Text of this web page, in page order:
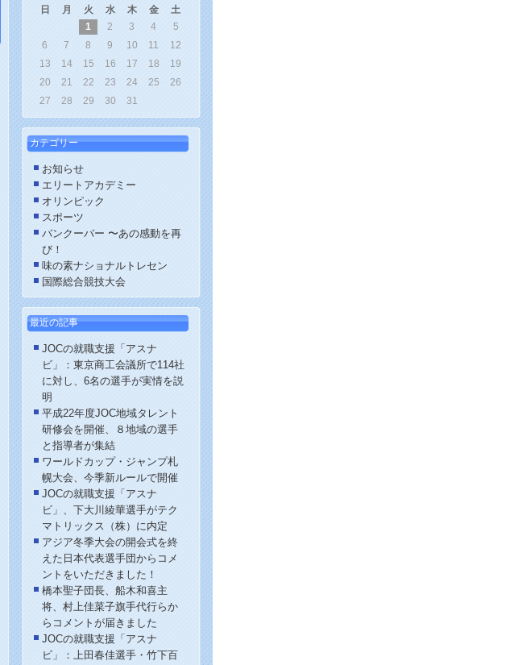
日 月 火 水 木 金
土
1
2 3 4
5
6
7 8 9 10 11
12
13
14 15 16 17 18
19
20
21 22 23 24 25
26
27
28 29 30 31
カテゴリー
お知らせ
エリートアカデミー
オリンピック
スポーツ
バンクーバー 〜あの感動を再
び！
味の素ナショナルトレセン
国際総合競技大会
最近の記事
JOCの就職支援「アスナ
ビ」：東京商工会議所で114社
に対し、6名の選手が実情を説
明
平成22年度JOC地域タレント
研修会を開催、８地域の選手
と指導者が集結
ワールドカップ・ジャンプ札
幌大会、今季新ルールで開催
JOCの就職支援「アスナ
ビ」、下大川綾華選手がテク
マトリックス（株）に内定
アジア冬季大会の開会式を終
えた日本代表選手団からコメ
ントをいただきました！
橋本聖子団長、船木和喜主
将、村上佳菜子旗手代行らか
らコメントが届きました
JOCの就職支援「アスナ
ビ」：上田春佳選手・竹下百